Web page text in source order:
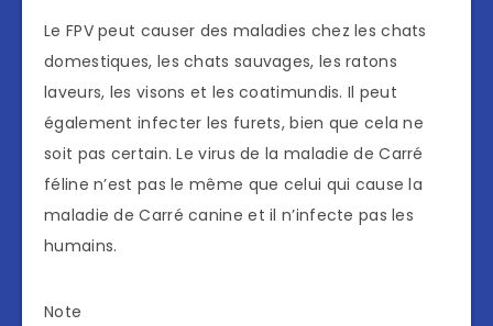
Le FPV peut causer des maladies chez les chats
domestiques, les chats sauvages, les ratons
laveurs, les visons et les coatimundis. Il peut
également infecter les furets, bien que cela ne
soit pas certain. Le virus de la maladie de Carré
féline n’est pas le même que celui qui cause la
maladie de Carré canine et il n’infecte pas les
humains.
Note